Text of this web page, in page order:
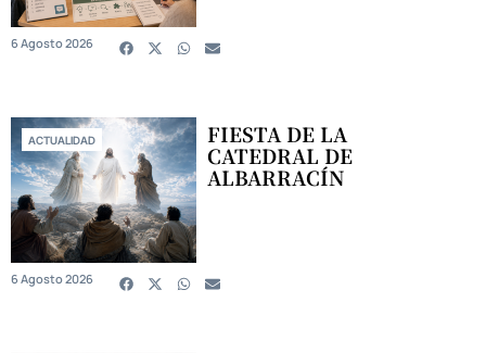
6 Agosto 2026
ACTUALIDAD FIESTA DE LA
CATEDRAL DE
ALBARRACÍN
6 Agosto 2026